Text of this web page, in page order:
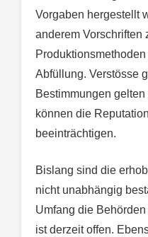
Vorgaben hergestellt
anderem Vorschriften
Abfüllung. Verstösse
Bestimmungen
können die
beeinträchtigen.
Bislang sind die
nicht unabhängig
Umfang die
ist derzeit offen.